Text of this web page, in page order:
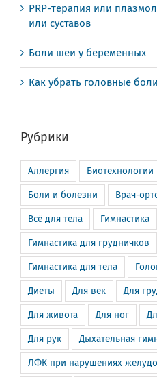
PRP-терапия или
или суставов
Боли шеи у беременных
Как убрать головные боли
Рубрики
Аллергия Биотехнологии
Боли и болезни Врач-
Всё для тела Гимнастика
Гимнастика для грудничков
Гимнастика для тела
Диеты Для век Для
Для живота Для ног
Для рук Дыхательная
ЛФК при нарушениях